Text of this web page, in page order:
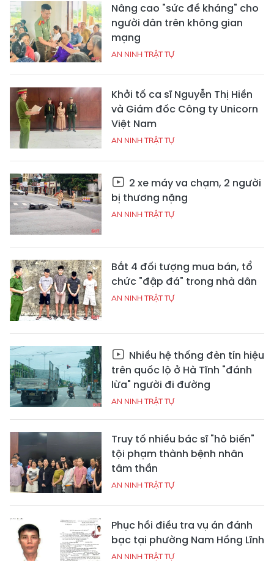
Nâng cao "sức đề kháng" cho
người dân trên không gian
mạng
AN NINH TRẬT TỰ
Khởi tố ca sĩ Nguyễn Thị Hiền
và Giám đốc Công ty Unicorn
Việt Nam
AN NINH TRẬT TỰ
2 xe máy va chạm, 2 người
bị thương nặng
AN NINH TRẬT TỰ
Bắt 4 đối tượng mua bán, tổ
chức "đập đá" trong nhà dân
AN NINH TRẬT TỰ
Nhiều hệ thống đèn tín hiệu
trên quốc lộ ở Hà Tĩnh "đánh
lừa" người đi đường
AN NINH TRẬT TỰ
Truy tố nhiều bác sĩ "hô biến"
tội phạm thành bệnh nhân
tâm thần
AN NINH TRẬT TỰ
Phục hồi điều tra vụ án đánh
bạc tại phường Nam Hồng Lĩnh
AN NINH TRẬT TỰ